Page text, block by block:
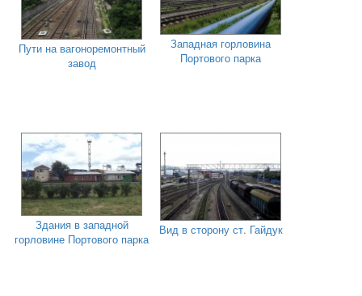
Пути на вагоноремонтный
завод
Западная горловина
Портового парка
Здания в западной
горловине Портового парка
Вид в сторону ст. Гайдук